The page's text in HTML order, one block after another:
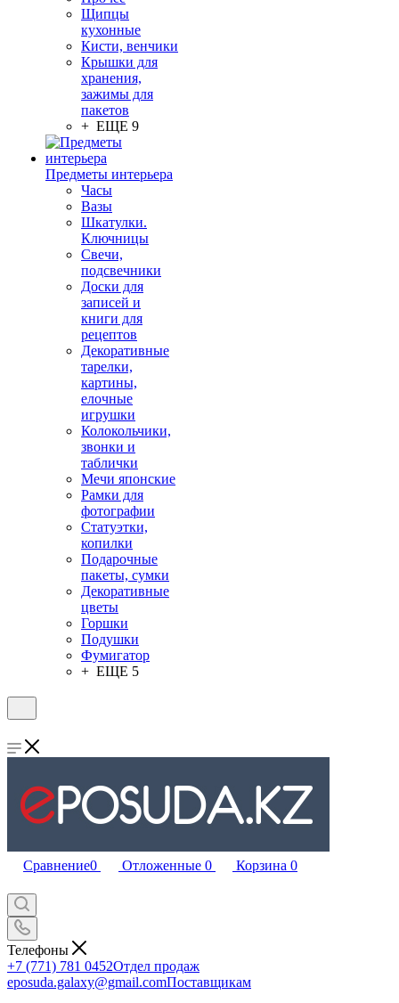
Щипцы
кухонные
Кисти, венчики
Крышки для
хранения,
зажимы для
пакетов
+ ЕЩЕ 9
Предметы интерьера
Часы
Вазы
Шкатулки.
Ключницы
Свечи,
подсвечники
Доски для
записей и
книги для
рецептов
Декоративные
тарелки,
картины,
елочные
игрушки
Колокольчики,
звонки и
таблички
Мечи японские
Рамки для
фотографии
Статуэтки,
копилки
Подарочные
пакеты, сумки
Декоративные
цветы
Горшки
Подушки
Фумигатор
+ ЕЩЕ 5
Сравнение0 Отложенные 0 Корзина 0
Телефоны
+7 (771) 781 0452Отдел продаж
eposuda.galaxy@gmail.comПоставщикам